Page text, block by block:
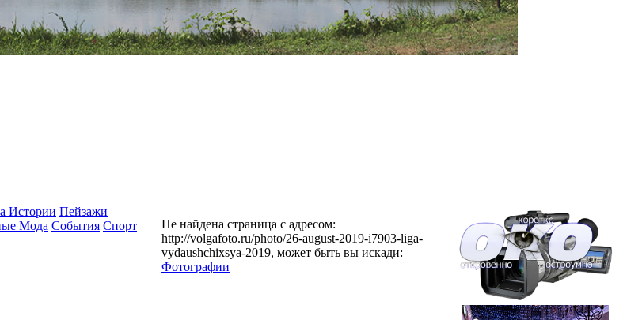
Истории Пейзажи
Мода События Спорт
Не найдена страница с адресом:
http://volgafoto.ru/photo/26-august-2019-i7903-liga-
vydaushchixsya-2019, может быть вы искади:
Фотографии